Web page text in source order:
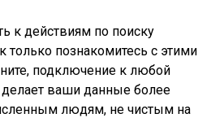
к действиям по поиску
только познакомитесь с этими
подключение к любой
делает ваши данные более
людям, не чистым на